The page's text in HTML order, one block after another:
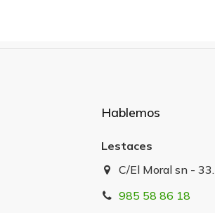
Hablemos
Lestaces
C/El Moral sn -
985 58 86 18